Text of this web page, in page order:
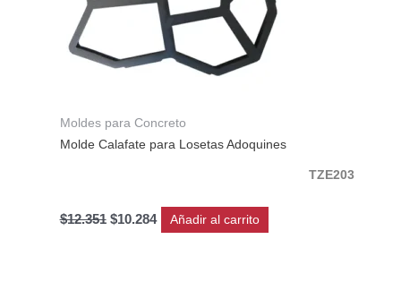
Moldes para Concreto
Molde Calafate para Losetas Adoquines
TZE203
$12.351 $10.284 Añadir al carrito